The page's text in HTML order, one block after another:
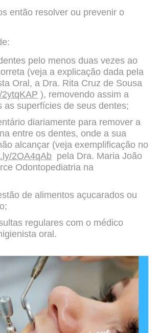
então resolver ou prevenir o
pelo menos duas vezes ao
(veja a explicaçãodada pela
Oral, a Dra. Rita Cruz de Sousa
2ytqKAP ), removendo assim a
as superfícies de seus dentes;
diariamente para remover a
entre os dentes, onde a sua
alcançar (veja exemplificação no
2OA4qAb pela Dra. Maria João
Odontopediatria na
de alimentos açucarados ou
regulares com o médico
oral.